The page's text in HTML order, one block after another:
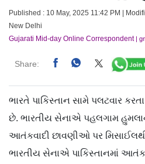
Published : 10 May, 2025 11:42 PM |
New Delhi
Gujarati Mid-day Online Correspondent|
Share:
ભારતે પાકિસ્તાન સામે પલટવાર
છે. ભારતીય સેનાએ પહલગામ
આતંકવાદી છાવણીઓ પર
ભારતીય સેનાએ પાકિસ્તાનમાં